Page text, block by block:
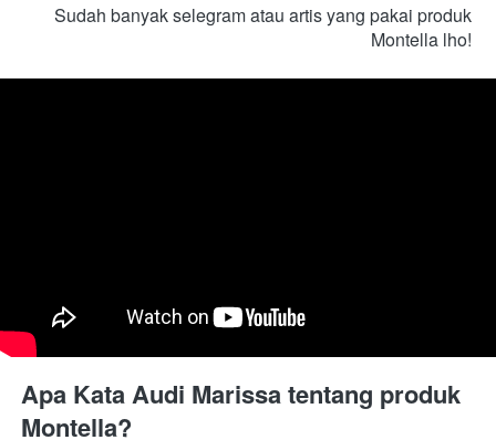
Sudah banyak selegram atau artis yang pakai produk
Montella lho!
Apa Kata Audi Marissa tentang produk
Montella?